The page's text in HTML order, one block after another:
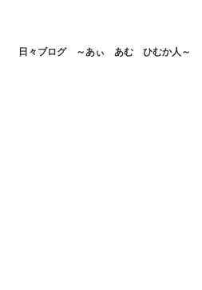
日々ブログ ～あぃ あむ ひむか人～